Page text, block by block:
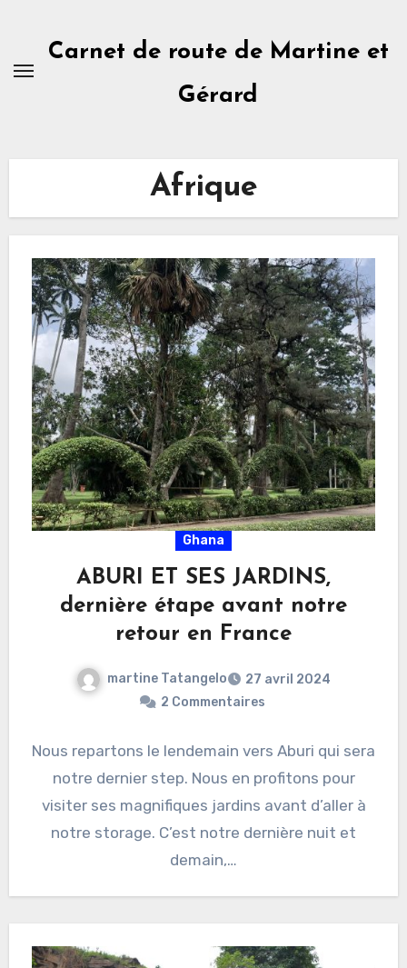
contentCarnet de route de Martine et
Gérard
Afrique
Ghana
ABURI ET SES JARDINS,
dernière étape avant notre
retour en France
martine Tatangelo
27 avril 2024
2 Commentaires
Nous repartons le lendemain vers Aburi qui sera
notre dernier step. Nous en profitons pour
visiter ses magnifiques jardins avant d’aller à
notre storage. C’est notre dernière nuit et
demain,…